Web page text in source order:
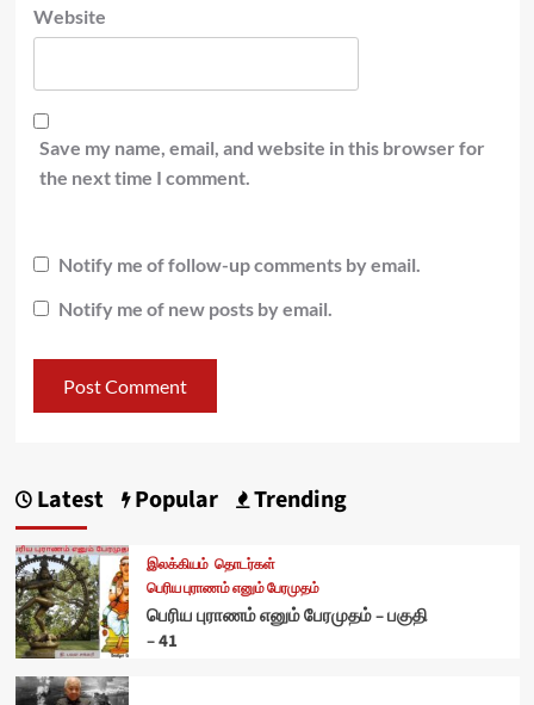
Website
Save my name, email, and website in this browser for
the next time I comment.
Notify me of follow-up comments by email.
Notify me of new posts by email.
Latest Popular Trending
இலக்கியம் தொடர்கள்
பெரிய புராணம் எனும் பேரமுதம்
பெரிய புராணம் எனும் பேரமுதம் – பகுதி
– 41